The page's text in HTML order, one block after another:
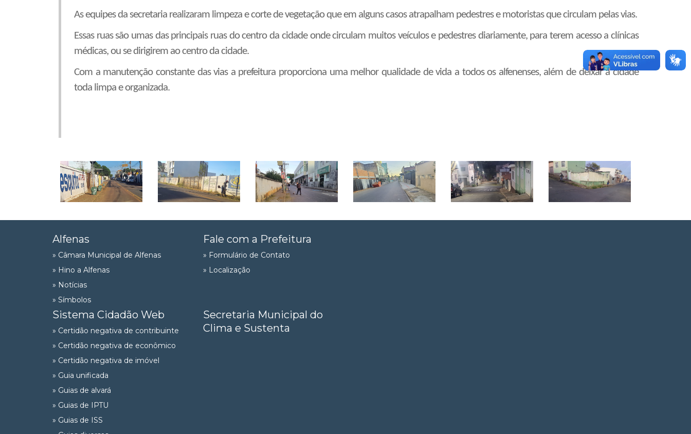
As equipes da secretaria realizaram limpeza e corte de vegetação que em alguns casos atrapalham pedestres e motoristas que circulam pelas vias.
Essas ruas são umas das principais ruas do centro da cidade onde circulam muitos veículos e pedestres diariamente, para terem acesso a clínicas
médicas, ou se dirigirem ao centro da cidade.
Com a manutenção constante das vias a prefeitura proporciona uma melhor qualidade de vida a todos os alfenenses, além de deixar a cidade
toda limpa e organizada.
Alfenas
» Câmara Municipal de Alfenas
» Hino a Alfenas
» Notícias
» Símbolos
Fale com a Prefeitura
» Formulário de Contato
» Localização
Sistema Cidadão Web
» Certidão negativa de contribuinte
» Certidão negativa de econômico
» Certidão negativa de imóvel
» Guia unificada
» Guias de alvará
» Guias de IPTU
» Guias de ISS
Secretaria Municipal do
Clima e Sustenta